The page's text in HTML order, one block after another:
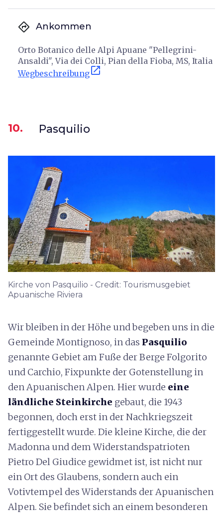
directions Ankommen
Orto Botanico delle Alpi Apuane "Pellegrini-
Ansaldi", Via dei Colli, Pian della Fioba, MS, Italia
Wegbeschreibungopen_in_new
10. Pasquilio
Kirche von Pasquilio - Credit: Tourismusgebiet
Apuanische Riviera
Wir bleiben in der Höhe und begeben uns in die
Gemeinde Montignoso, in das Pasquilio
genannte Gebiet am Fuße der Berge Folgorito
und Carchio, Fixpunkte der Gotenstellung in
den Apuanischen Alpen. Hier wurde eine
ländliche Steinkirche gebaut, die 1943
begonnen, doch erst in der Nachkriegszeit
fertiggestellt wurde. Die kleine Kirche, die der
Madonna und dem Widerstandspatrioten
Pietro Del Giudice gewidmet ist, ist nicht nur
ein Ort des Glaubens, sondern auch ein
Votivtempel des Widerstands der Apuanischen
Alpen. Sie befindet sich an einem besonderen